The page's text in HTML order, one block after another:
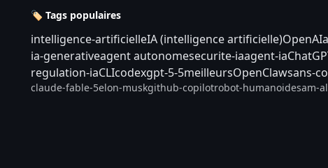
🏷️ Tags populaires
intelligence-artificielleIA (intelligence artificielle)OpenAI
ia-generativeagent autonomesecurite-iaagent-ia
regulation-iaCLIcodexgpt-5-5meilleursOpenClawsans-
claude-fable-5elon-muskgithub-copilotrobot-humanoidesam-